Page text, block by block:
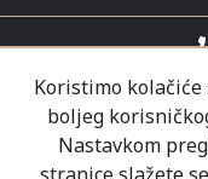
Koristimo
boljeg
Nastavkom